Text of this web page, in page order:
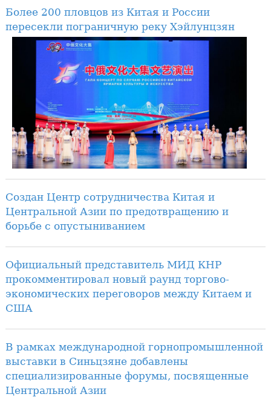
Более 200 пловцов из Китая и России
пересекли пограничную реку Хэйлунцзян
Создан Центр сотрудничества Китая и
Центральной Азии по предотвращению и
борьбе с опустыниванием
Официальный представитель МИД КНР
прокомментировал новый раунд торгово-
экономических переговоров между Китаем и
США
В рамках международной горнопромышленной
выставки в Синьцзяне добавлены
специализированные форумы, посвященные
Центральной Азии